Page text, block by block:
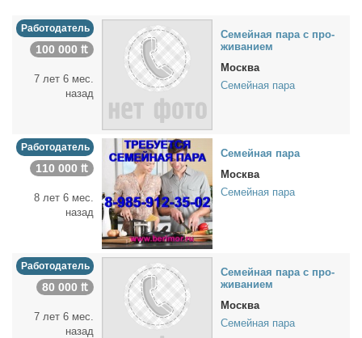
Работодатель
100 000 ₶
7 лет 6 мес.
назад
Се­мей­ная па­ра с про­
жи­ва­ни­ем
Москва
Семейная пара
Работодатель
110 000 ₶
8 лет 6 мес.
назад
Се­мей­ная па­ра
Москва
Семейная пара
Работодатель
80 000 ₶
7 лет 6 мес.
назад
Се­мей­ная па­ра с про­
жи­ва­ни­ем
Москва
Семейная пара